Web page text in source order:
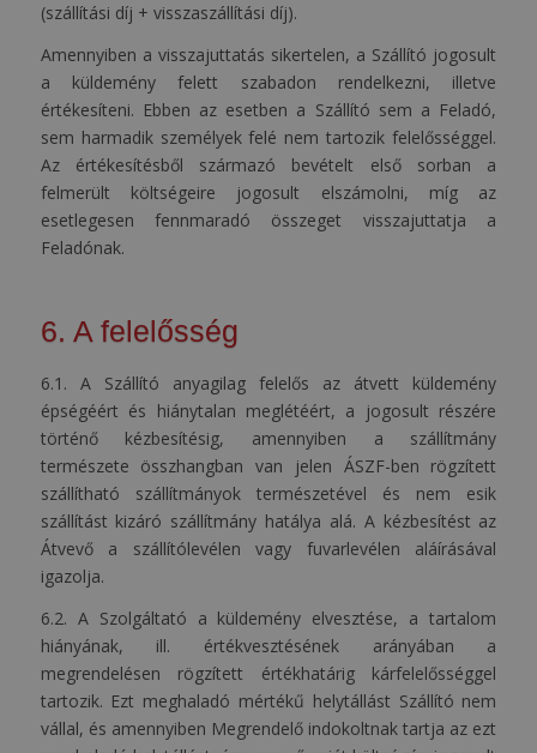
(szállítási díj + visszaszállítási díj).
Amennyiben a visszajuttatás sikertelen, a Szállító jogosult
a küldemény felett szabadon rendelkezni, illetve
értékesíteni. Ebben az esetben a Szállító sem a Feladó,
sem harmadik személyek felé nem tartozik felelősséggel.
Az értékesítésből származó bevételt első sorban a
felmerült költségeire jogosult elszámolni, míg az
esetlegesen fennmaradó összeget visszajuttatja a
Feladónak.
6. A felelősség
6.1. A Szállító anyagilag felelős az átvett küldemény
épségéért és hiánytalan meglétéért, a jogosult részére
történő kézbesítésig, amennyiben a szállítmány
természete összhangban van jelen ÁSZF-ben rögzített
szállítható szállítmányok természetével és nem esik
szállítást kizáró szállítmány hatálya alá. A kézbesítést az
Átvevő a szállítólevélen vagy fuvarlevélen aláírásával
igazolja.
6.2. A Szolgáltató a küldemény elvesztése, a tartalom
hiányának, ill. értékvesztésének arányában a
megrendelésen rögzített értékhatárig kárfelelősséggel
tartozik. Ezt meghaladó mértékű helytállást Szállító nem
vállal, és amennyiben Megrendelő indokoltnak tartja az ezt